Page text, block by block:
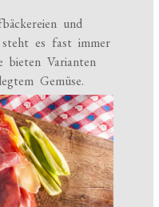
und
es fast immer
Varianten
Gemüse.